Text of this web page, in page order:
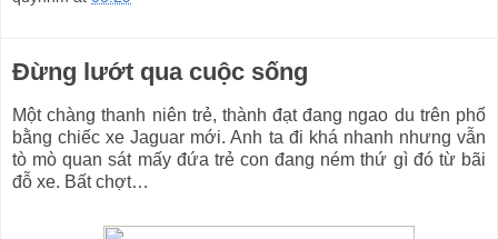
Đừng lướt qua cuộc sống
Một chàng thanh niên trẻ, thành đạt đang ngao du trên phố
bằng chiếc xe Jaguar mới. Anh ta đi khá nhanh nhưng vẫn
tò mò quan sát mấy đứa trẻ con đang ném thứ gì đó từ bãi
đỗ xe. Bất chợt…